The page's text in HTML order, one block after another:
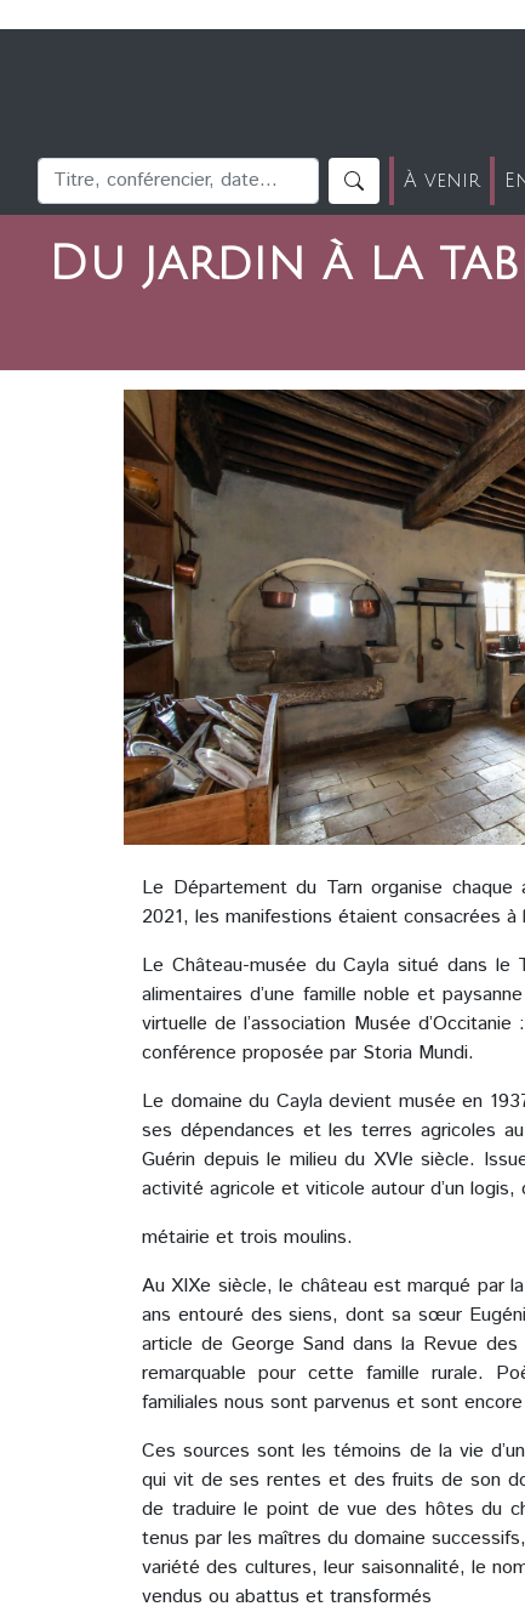
À venir
Du jardin à la
Le Département du Tarn organise
2021, les manifestions étaient consacrées à
Le Château-musée du Cayla situé dans
alimentaires d’une famille noble et
virtuelle de l’association Musée
conférence proposée par Storia Mundi.
Le domaine du Cayla devient musée en
ses dépendances et les terres agricoles
Guérin depuis le milieu du XVIe siècle.
activité agricole et viticole autour d’un
métairie et trois moulins.
Au XIXe siècle, le château est marqué par
ans entouré des siens, dont sa sœur
article de George Sand dans la Revue
remarquable pour cette famille rurale.
familiales nous sont parvenus et sont
Ces sources sont les témoins de la vie
qui vit de ses rentes et des fruits de son
de traduire le point de vue des hôtes du
tenus par les maîtres du domaine
variété des cultures, leur saisonnalité, le
vendus ou abattus et transformés